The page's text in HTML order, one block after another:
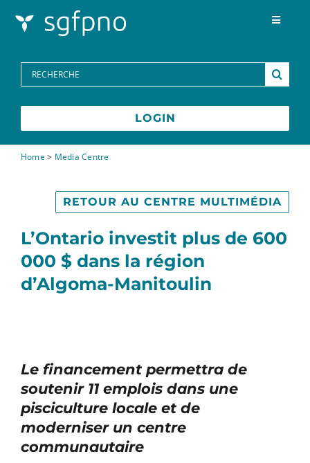
Toggle
FAQs
Contactez-nous
English
Search
for:
LOGIN
Home> Media Centre
L’Ontario investit plus de 600
000 $ dans la région
d’Algoma-Manitoulin
RETOUR AU CENTRE MULTIMÉDIA
Le financement permettra de
soutenir 11 emplois dans une
pisciculture locale et de
moderniser un centre
communautaire